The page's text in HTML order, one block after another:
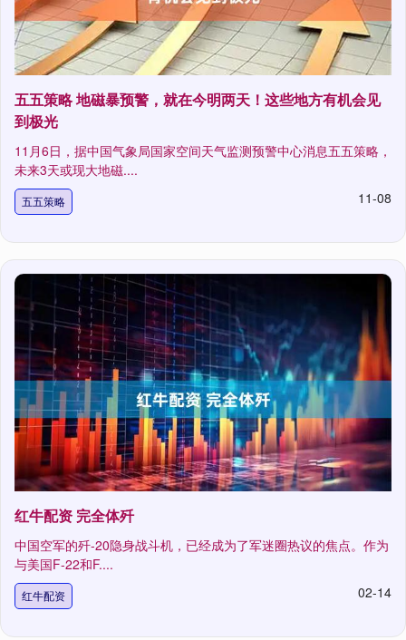
五五策略 地磁暴预警，就在今明两天！这些地方有机会见
到极光
11月6日，据中国气象局国家空间天气监测预警中心消息五五策略，
未来3天或现大地磁....
五五策略 11-08
红牛配资 完全体歼
中国空军的歼-20隐身战斗机，已经成为了军迷圈热议的焦点。作为
与美国F-22和F....
红牛配资 02-14